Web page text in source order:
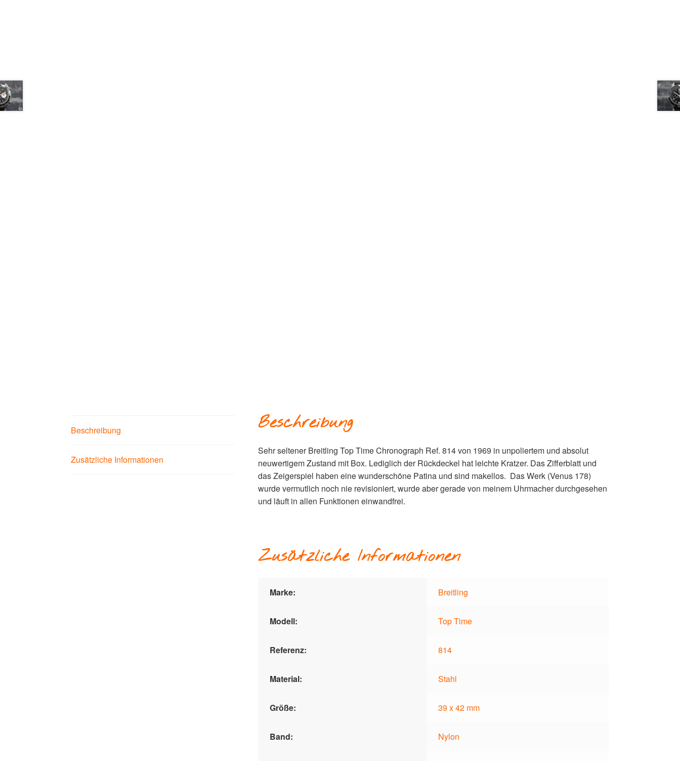
Beschreibung
Zusätzliche Informationen
Beschreibung
Sehr seltener Breitling Top Time Chronograph Ref. 814 von 1969 in unpoliertem und absolut
neuwertigem Zustand mit Box. Lediglich der Rückdeckel hat leichte Kratzer. Das Zifferblatt und
das Zeigerspiel haben eine wunderschöne Patina und sind makellos. Das Werk (Venus 178)
wurde vermutlich noch nie revisioniert, wurde aber gerade von meinem Uhrmacher durchgesehen
und läuft in allen Funktionen einwandfrei.
Zusätzliche Informationen
Marke: Breitling
Modell: Top Time
Referenz: 814
Material: Stahl
Größe: 39 x 42 mm
Band: Nylon